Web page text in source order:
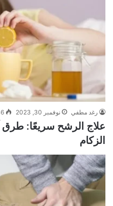
رغد مطفي نوفمبر 30, 2023
علاج الرشح سريعًا:
الزكام